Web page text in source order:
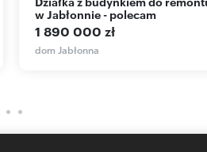
w Jabłonnie - polecam
1 890 000 zł
dom Jabłonna